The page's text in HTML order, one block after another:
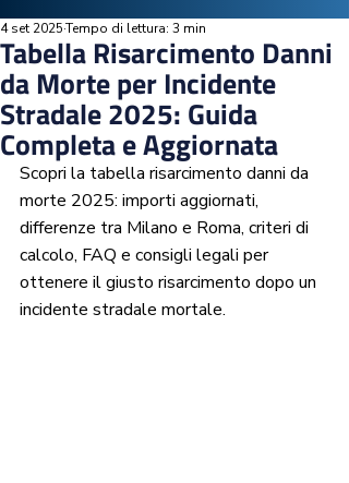
Tabella Risarcimento Danni
da Morte per Incidente
Stradale 2025: Guida
Completa e Aggiornata
4 set 2025Tempo di lettura: 3 min
Scopri la tabella risarcimento danni da
morte 2025: importi aggiornati,
differenze tra Milano e Roma, criteri di
calcolo, FAQ e consigli legali per
ottenere il giusto risarcimento dopo un
incidente stradale mortale.